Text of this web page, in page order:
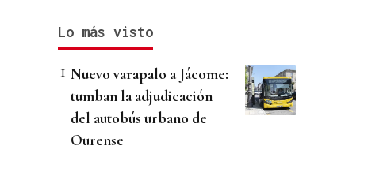
Lo más visto
Nuevo varapalo a Jácome:
tumban la adjudicación
del autobús urbano de
Ourense